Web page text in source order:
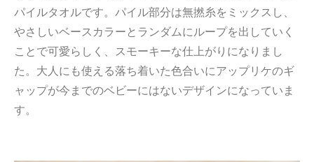
パイルタオルです。パイル部分は無撚糸をミックスし、
やさしいベースカラーとランダムにループを出していく
ことで可愛らしく、スモーキーな仕上がりになりまし
た。大人にも使える落ち着いた色合いにアップリケのギ
ャップが今までのベビーにはないデザインになっていま
す。